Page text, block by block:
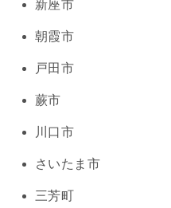
新座市
朝霞市
戸田市
蕨市
川口市
さいたま市
三芳町